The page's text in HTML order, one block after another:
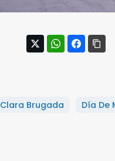
Clara Brugada Día De